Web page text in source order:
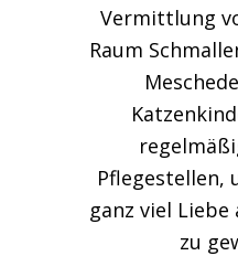
Vermittlung
Raum
Pflegestellen,
ganz viel Liebe
zu